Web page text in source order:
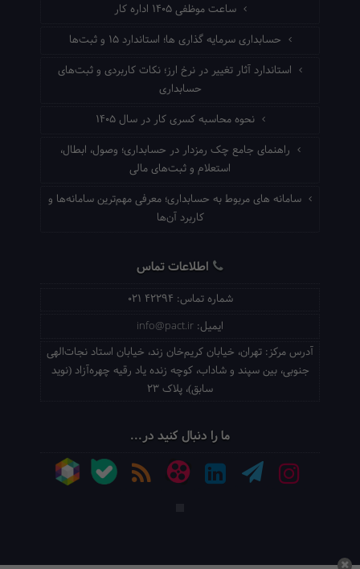
ساعت موظفی ۱۴۰۵ اداره کار
حسابداری سرمایه گذاری ها؛ استاندارد ۱۵ و ثبت‌ها
استاندارد آثار تغییر در نرخ ارز؛ نکات کاربردی و ثبت‌های
حسابداری
نحوه محاسبه کسری کار در سال ۱۴۰۵
راهنمای جامع چک رمزدار در حسابداری؛ وصول، ابطال،
استعلام و ثبت‌های مالی
سامانه های مربوط به حسابداری؛ معرفی مهم‌ترین سامانه‌ها و
کاربرد آن‌ها
اطلاعات تماس
شماره تماس: 021 42294
ایمیل: info@pact.ir
آدرس مرکز: تهران، خیابان کریم‌خان زند، خیابان استاد نجات‌الهی
جنوبی، بین سپند و شاداب، کوچه زنده یاد رقیه چهره‌آزاد (نوید
سابق)، پلاک 23
ما را دنبال کنید در...